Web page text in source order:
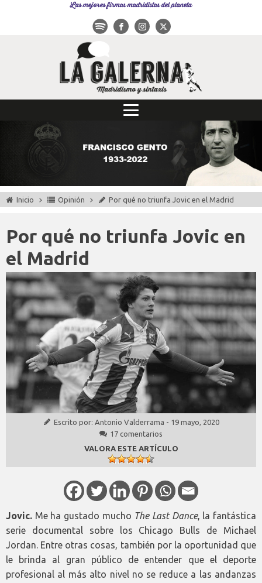
Las mejores firmas madridistas del planeta
Inicio Opinión Por qué no triunfa Jovic en el Madrid
Por qué no triunfa Jovic en
el Madrid
Escrito por: Antonio Valderrama - 19 mayo, 2020
17 comentarios
VALORA ESTE ARTÍCULO
Jovic. Me ha gustado mucho The Last Dance, la fantástica
serie documental sobre los Chicago Bulls de Michael
Jordan. Entre otras cosas, también por la oportunidad que
le brinda al gran público de entender que el deporte
profesional al más alto nivel no se reduce a las andanzas